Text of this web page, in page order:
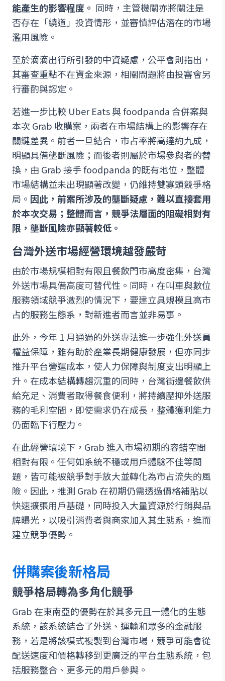
能產生的影響程度。 同時，主管機關亦將關注是
否存在「繞道」投資情形，並審慎評估潛在的市場
濫用風險。
至於滴滴出行所引發的中資疑慮，公平會則指出，
其審查重點不在資金來源，相關問題將由投審會另
行審酌與認定。
若進一步比較 Uber Eats 與 foodpanda 合併案與
本次 Grab 收購案，兩者在市場結構上的影響存在
關鍵差異。前者一旦結合，市占率將高達約九成，
明顯具備壟斷風險；而後者則屬於市場參與者的替
換，由 Grab 接手 foodpanda 的既有地位，整體
市場結構並未出現顯著改變，仍維持雙寡頭競爭格
局。 因此，前案所涉及的壟斷疑慮，難以直接套用
於本次交易；整體而言，競爭法層面的阻礙相對有
限，壟斷風險亦顯著較低。
台灣外送市場經營環境越發嚴苛
由於市場規模相對有限且餐飲門市高度密集，台灣
外送市場具備高度可替代性。同時，在叫車與數位
服務領域競爭激烈的情況下，要建立具規模且高市
占的服務生態系，對新進者而言並非易事。
此外，今年 1 月通過的外送專法進一步強化外送員
權益保障，雖有助於產業長期健康發展，但亦同步
推升平台營運成本，使人力保障與制度支出明顯上
升。在成本結構轉趨沉重的同時，台灣街邊餐飲供
給充足、消費者取得餐食便利，將持續壓抑外送服
務的毛利空間，即使需求仍在成長，整體獲利能力
仍面臨下行壓力。
在此經營環境下，Grab 進入市場初期的容錯空間
相對有限。任何如系統不穩或用戶體驗不佳等問
題，皆可能被競爭對手放大並轉化為市占流失的風
險。因此，推測 Grab 在初期仍需透過價格補貼以
快速擴張用戶基礎，同時投入大量資源於行銷與品
牌曝光，以吸引消費者與商家加入其生態系，進而
建立競爭優勢。
併購案後新格局
競爭格局轉為多角化競爭
Grab 在東南亞的優勢在於其多元且一體化的生態
系統，該系統結合了外送、運輸和眾多的金融服
務，若是將該模式複製到台灣市場，競爭可能會從
配送速度和價格轉移到更廣泛的平台生態系統，包
括服務整合、更多元的用戶參與。